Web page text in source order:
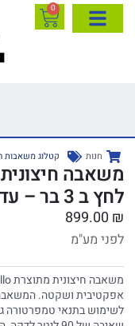
0
חנות קטלוג משאבות
לחץ ב 3 בר – עד 90°c שקטה "1/"1
899.00 ₪
לפני מע"מ